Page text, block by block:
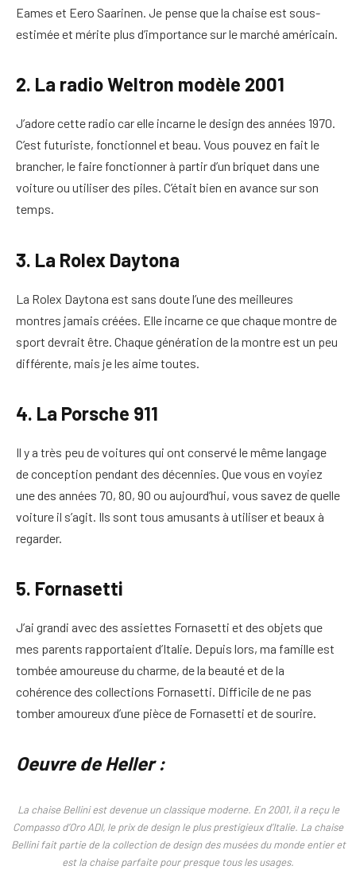
Eames et Eero Saarinen. Je pense que la chaise est sous-
estimée et mérite plus d’importance sur le marché américain.
2. La radio Weltron modèle 2001
J’adore cette radio car elle incarne le design des années 1970.
C’est futuriste, fonctionnel et beau. Vous pouvez en fait le
brancher, le faire fonctionner à partir d’un briquet dans une
voiture ou utiliser des piles. C’était bien en avance sur son
temps.
3. La Rolex Daytona
La Rolex Daytona est sans doute l’une des meilleures
montres jamais créées. Elle incarne ce que chaque montre de
sport devrait être. Chaque génération de la montre est un peu
différente, mais je les aime toutes.
4. La Porsche 911
Il y a très peu de voitures qui ont conservé le même langage
de conception pendant des décennies. Que vous en voyiez
une des années 70, 80, 90 ou aujourd’hui, vous savez de quelle
voiture il s’agit. Ils sont tous amusants à utiliser et beaux à
regarder.
5. Fornasetti
J’ai grandi avec des assiettes Fornasetti et des objets que
mes parents rapportaient d’Italie. Depuis lors, ma famille est
tombée amoureuse du charme, de la beauté et de la
cohérence des collections Fornasetti. Difficile de ne pas
tomber amoureux d’une pièce de Fornasetti et de sourire.
Oeuvre de Heller :
La chaise Bellini est devenue un classique moderne. En 2001, il a reçu le
Compasso d’Oro ADI, le prix de design le plus prestigieux d’Italie. La chaise
Bellini fait partie de la collection de design des musées du monde entier et
est la chaise parfaite pour presque tous les usages.